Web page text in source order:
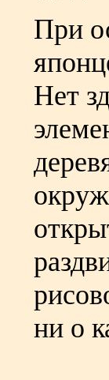
При
Нет
ни о